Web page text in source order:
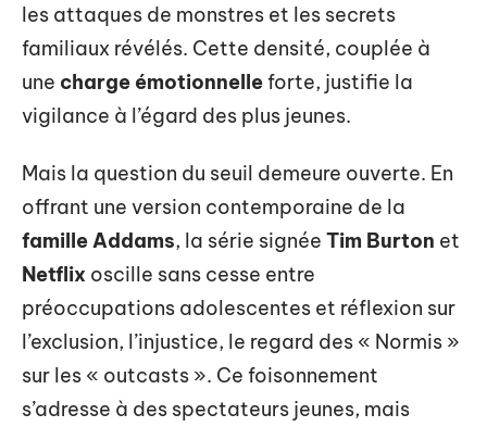
les attaques de monstres et les secrets
familiaux révélés. Cette densité, couplée à
une charge émotionnelleforte, justifie la
vigilance à l’égard des plus jeunes.
Mais la question du seuil demeure ouverte. En
offrant une version contemporaine de la
famille Addams, la série signée Tim Burton et
Netflix oscille sans cesse entre
préoccupations adolescentes et réflexion sur
l’exclusion, l’injustice, le regard des « Normis »
sur les « outcasts ». Ce foisonnement
s’adresse à des spectateurs jeunes, mais